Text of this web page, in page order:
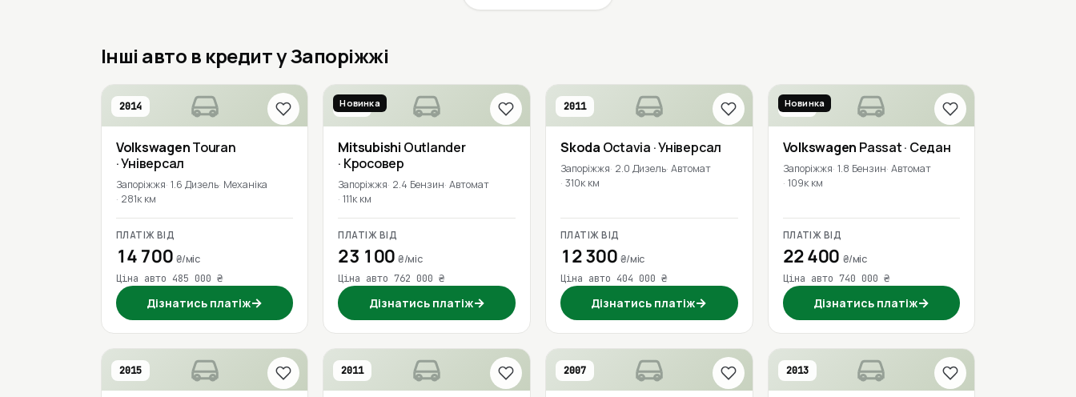
Інші авто в кредит у Запоріжжі
2014
VolkswagenTouran
· Універсал
Запоріжжя 1.6 Дизель Механіка
281к км
ПЛАТІЖ ВІД
14 700 ₴/міс
Ціна авто 485 000 ₴
Дізнатись платіж→
2018
Новинка
Mitsubishi Outlander
· Кросовер
Запоріжжя 2.4 Бензин Автомат
111к км
ПЛАТІЖ ВІД
23 100₴/міс
Ціна авто 762 000 ₴
Дізнатись платіж→
2011
Skoda Octavia · Універсал
Запоріжжя 2.0 Дизель Автомат
310к км
ПЛАТІЖ ВІД
12 300 ₴/міс
Ціна авто 404 000 ₴
Дізнатись платіж→
2016
Новинка
Volkswagen Passat· Седан
Запоріжжя 1.8 Бензин Автомат
109к км
ПЛАТІЖ ВІД
22 400 ₴/міс
Ціна авто 740 000 ₴
Дізнатись платіж→
2015 2011 2007 2013